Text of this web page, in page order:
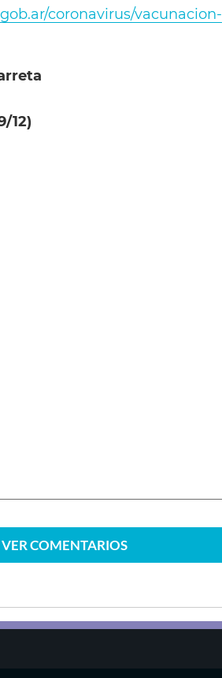
coronavirus/vacunacion-
12)
VERCOMENTARIOS